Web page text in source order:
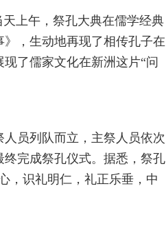
上午，祭孔大典在儒学经典
》，生动地再现了相传孔子在
了儒家文化在新洲这片“问
人员列队而立，主祭人员依次
完成祭孔仪式。据悉，祭孔
，识礼明仁，礼正乐垂，中